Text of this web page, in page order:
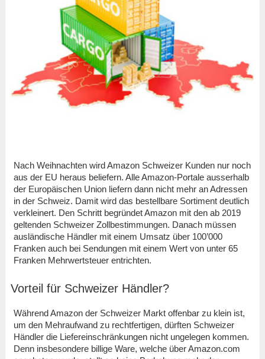
Nach Weihnachten wird Amazon Schweizer Kunden nur noch
aus der EU heraus beliefern. Alle Amazon-Portale ausserhalb
der Europäischen Union liefern dann nicht mehr an Adressen
in der Schweiz. Damit wird das bestellbare Sortiment deutlich
verkleinert. Den Schritt begründet Amazon mit den ab 2019
geltenden Schweizer Zollbestimmungen. Danach müssen
ausländische Händler mit einem Umsatz über 100’000
Franken auch bei Sendungen mit einem Wert von unter 65
Franken Mehrwertsteuer entrichten.
Vorteil für Schweizer Händler?
Während Amazon der Schweizer Markt offenbar zu klein ist,
um den Mehraufwand zu rechtfertigen, dürften Schweizer
Händler die Liefereinschränkungen nicht ungelegen kommen.
Denn insbesondere billige Ware, welche über Amazon.com